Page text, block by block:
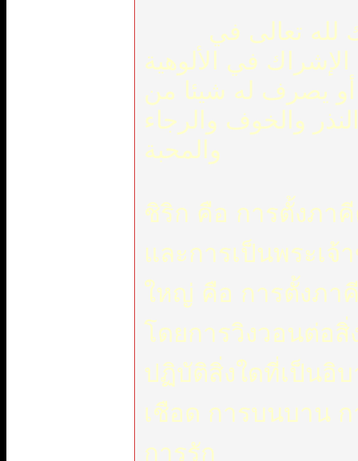
الإشراك في الألوهية
أو يصرف له شيئا من
والخوف والرجاء
ชิริก คือ การตั้งภา
และการเป็นพระเจ้
ใหญ่ คือ การตั้งภาคี
โดยการวิงวอนต่อ
ปฏิบัติสิ่งใดที่เป็นอิ
เชือด การบนบาน ก
การรัก